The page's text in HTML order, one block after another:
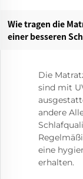
Wie tragen die
einer besseren
Die
sind mit
andere
eine
erhalten.